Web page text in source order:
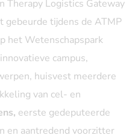
Therapy Logistics Gateway
gebeurde tijdens de ATMP
het Wetenschapspark
campus,
huisvest meerdere
van cel- en
eerste gedeputeerde
en aantredend voorzitter